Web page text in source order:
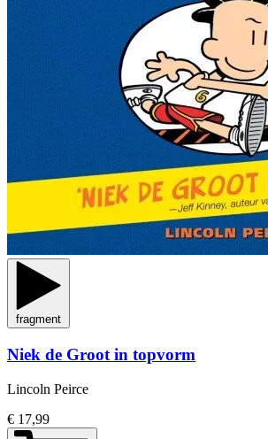
fragment
Niek de Groot in topvorm
Lincoln Peirce
€ 17,99